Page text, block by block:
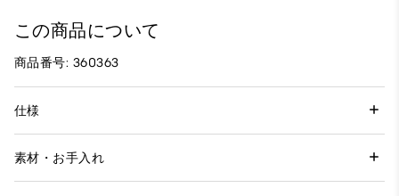
この商品について
商品番号: 360363
仕様
素材・お手入れ